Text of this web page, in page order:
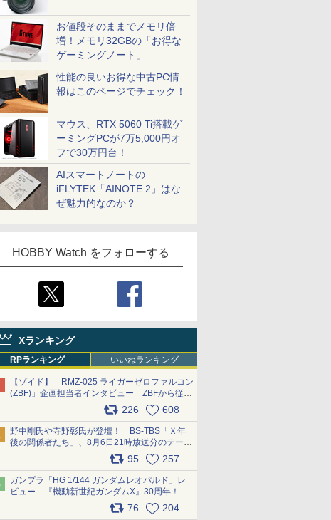
お値段そのままでメモリ倍
増！メモリ32GBの「お得な
ゲーミングノート」
性能の良いお得な中古PC情
報はこのページでチェック！
マウス、RTX 5060 Ti搭載ゲ
ーミングPCが7万5,000円オ
フで30万円台！
AIスマートノートの
iFLYTEK「AINOTE 2」はな
ぜ魅力的なのか？
HOBBY Watch をフォローする
Xランキング
RPランキング いいねランキング
【ゾイド】「RMZ-025 ライガーゼロファルコン
(ZBF)」企画担当者インタビュー ZBFから従来
デザインまで再現可能なボリューム満点のキッ
ト pic.x.com/6zOqQAQKkX
226 608
野中剛氏や寺野彰氏が登壇！ BS-TBS「Ｘ年
後の関係者たち」、8月6日21時放送分のテーマ
は「超合金」！ pic.x.com/uWyt1uyuFm
95 257
ガンプラ「HG 1/144 ガンダムレオパルド」レ
ビュー 『機動新世紀ガンダムX』30周年！イ
ンナーアームガトリングの変形機構まで再現し
最新フォーマットでキット化！
76 204